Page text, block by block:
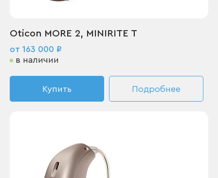
Oticon MORE 2, MINIRITE T
от 163 000 ₽
в наличии
Купить Подробнее